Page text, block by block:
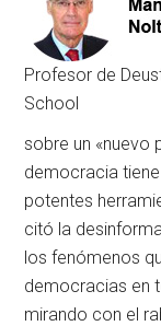
Profesor de
School
sobre un «nuevo
democracia
potentes
citó la
los fenómenos
democracias en
mirando con el